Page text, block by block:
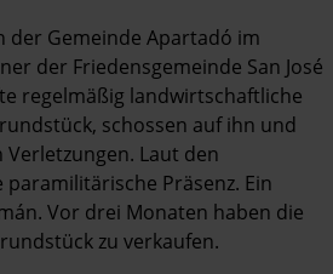
der Gemeinde Apartadó im
der Friedensgemeinde San José
regelmäßig landwirtschaftliche
schossen auf ihn und
Laut den
Präsenz. Ein
Vor drei Monaten haben die
zu verkaufen.